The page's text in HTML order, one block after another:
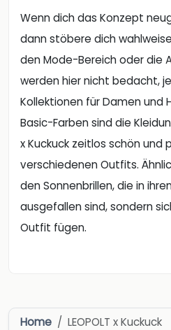
Wenn dich das Konzept
dann stöbere dich
den Mode-Bereich oder die
werden hier nicht bedacht,
Kollektionen für Damen und
Basic-Farben sind die
x Kuckuck zeitlos schön und
verschiedenen Outfits.
den Sonnenbrillen, die in
ausgefallen sind, sondern
Outfit fügen.
Home LEOPOLT x Kuckuck